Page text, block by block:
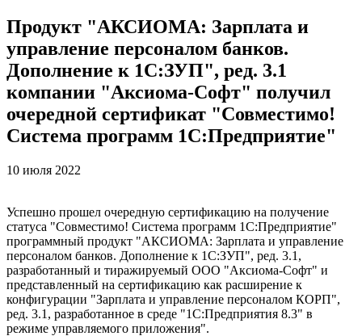
Продукт "АКСИОМА: Зарплата и
управление персоналом банков.
Дополнение к 1С:ЗУП", ред. 3.1
компании "Аксиома-Софт" получил
очередной сертификат "Совместимо!
Система программ 1С:Предприятие"
10 июля 2022
Успешно прошел очередную сертификацию на получение
статуса "Совместимо! Система программ 1С:Предприятие"
программный продукт "АКСИОМА: Зарплата и управление
персоналом банков. Дополнение к 1С:ЗУП", ред. 3.1,
разработанный и тиражируемый ООО "Аксиома-Софт" и
представленный на сертификацию как расширение к
конфигурации "Зарплата и управление персоналом КОРП",
ред. 3.1, разработанное в среде "1С:Предприятия 8.3" в
режиме управляемого приложения".